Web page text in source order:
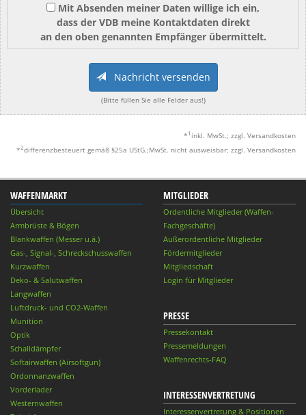
Mit Absenden meiner Daten willige ich ein,
dass der VDB meine Kontaktdaten direkt
an den oben genannten Empfänger übermittelt.
Nachricht versenden
(Bitte füllen Sie alle Felder aus!)
* 1 inkl. MwSt.; zzgl. Versandkosten
*2differenzbesteuert gemäß §25a UStG.;MwSt. nicht ausweisbar; zzgl. Versandkosten
WAFFENMARKT
Übersicht
Armbrüste & Bögen
Blankwaffen (Messer u.ä.)
Gas-, Signal-, Schreckschusswaffen
Kurzwaffen
Deko- & Salutwaffen
Langwaffen
Luftdruck- und CO2-Waffen
Munition
Optik
Schalldämpfer
Softairwaffen (Airsoftgun)
Ordonnanzwaffen
Vorderlader
Westernwaffen
MITGLIEDER
Ordentliche Mitglieder (Waffen-
Fachgeschäfte)
Außerordentliche Mitglieder
Fördermitglieder
Mitgliedschaft
Login für Mitglieder
PRESSE
Pressekontakt
Pressemeldungen
Waffenrechts-FAQ
INTERESSENVERTRETUNG
Interessenvertretung & Positionen